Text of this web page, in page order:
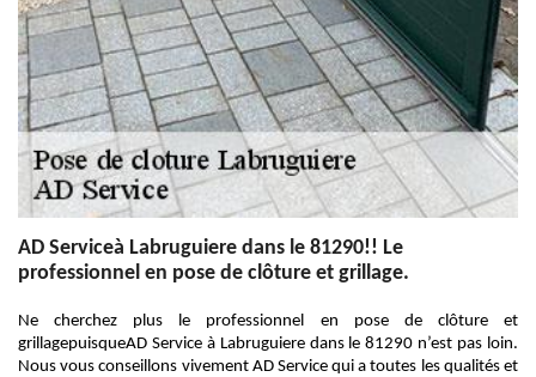
AD Serviceà Labruguiere dans le 81290!! Le
professionnel en pose de clôture et grillage.
Ne cherchez plus le professionnel en pose de clôture et
grillagepuisqueAD Service à Labruguiere dans le 81290 n’est pas loin.
Nous vous conseillons vivement AD Service qui a toutes les qualités et